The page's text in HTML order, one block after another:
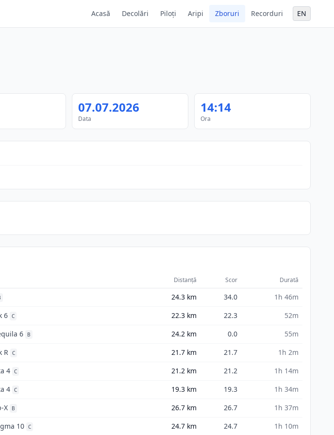
Acasă Decolări Piloți Aripi Zboruri Recorduri EN
07.07.2026
Data
14:14
Ora
Distanță Scor Durată
24.3 km 34.0
1h 46m
6 C 22.3 km 22.3
52m
6 B 24.2 km 0.0
55m
R C 21.7 km 21.7
1h 2m
4 C 21.2 km 21.2
1h 14m
4 C 19.3 km 19.3
1h 34m
X B 26.7 km 26.7
1h 37m
10 C 24.7 km 24.7 1h 10m